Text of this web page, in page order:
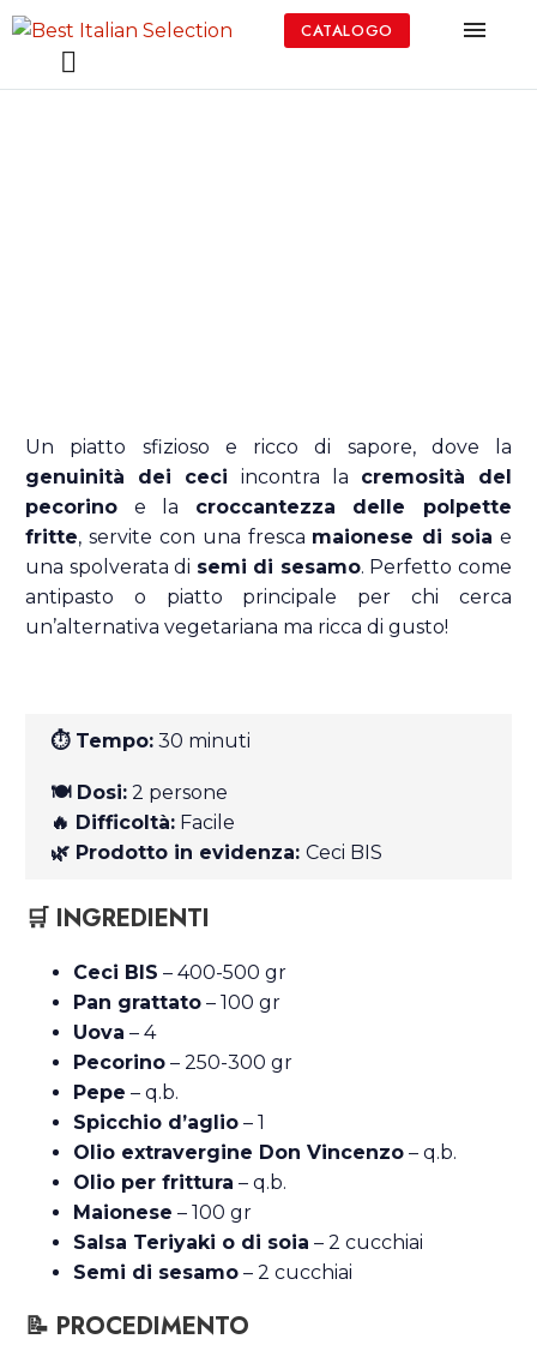
CATALOGO
Un piatto sfizioso e ricco di sapore, dove la
genuinità dei ceci incontra la cremosità del
pecorino e la croccantezza delle polpette
fritte, servite con una fresca maionese di soia e
una spolverata di semi di sesamo. Perfetto come
antipasto o piatto principale per chi cerca
un’alternativa vegetariana ma ricca di gusto!
⏱ Tempo: 30 minuti
🍽 Dosi: 2 persone
🔥 Difficoltà: Facile
🌿 Prodotto in evidenza: Ceci BIS
🛒 INGREDIENTI
Ceci BIS – 400-500 gr
Pan grattato – 100 gr
Uova – 4
Pecorino – 250-300 gr
Pepe – q.b.
Spicchio d’aglio – 1
Olio extravergine Don Vincenzo – q.b.
Olio per frittura – q.b.
Maionese – 100 gr
Salsa Teriyaki o di soia – 2 cucchiai
Semi di sesamo – 2 cucchiai
📝 PROCEDIMENTO